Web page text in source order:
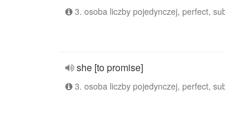
3. osoba liczby pojedynczej, perfect,
she [to promise]
3. osoba liczby pojedynczej, perfect,